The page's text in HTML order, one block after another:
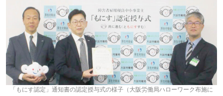
「もにす認定」通知書の認定授与式の様子（大阪労働局ハローワーク布施に